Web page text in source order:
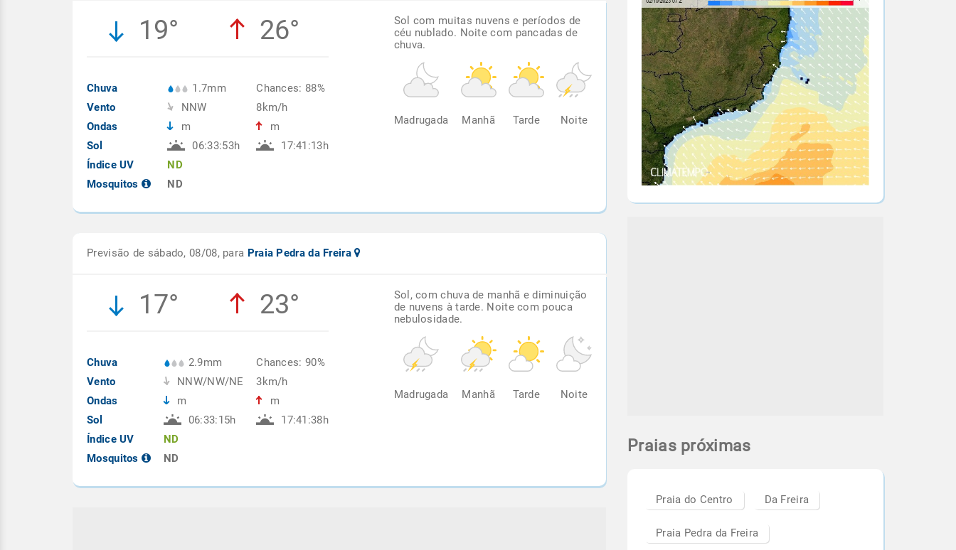
19° 26°
Chuva
Vento
Ondas
Sol
Índice UV
Mosquitos
1.7mm
NNW
m
06:33:53h
ND
ND
Chances: 88%
8km/h
m
17:41:13h
Sol com muitas nuvens e períodos de
céu nublado. Noite com pancadas de
chuva.
Madrugada Manhã Tarde Noite
Previsão de sábado, 08/08, para Praia Pedra da Freira
17° 23°
Chuva
Vento
Ondas
Sol
Índice UV
Mosquitos
2.9mm
NNW/NW/NE
m
06:33:15h
ND
ND
Chances: 90%
3km/h
m
17:41:38h
Sol, com chuva de manhã e diminuição
de nuvens à tarde. Noite com pouca
nebulosidade.
Madrugada Manhã Tarde Noite
Praias próximas
Praia do Centro Da Freira
Praia Pedra da Freira